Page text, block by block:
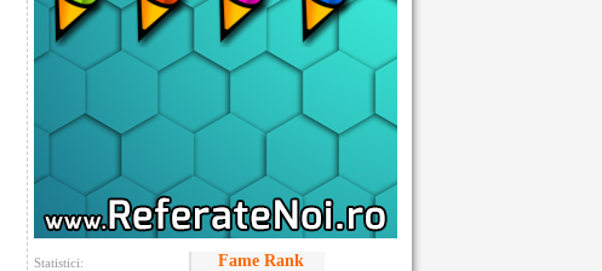
Statistici:
Fame Rank